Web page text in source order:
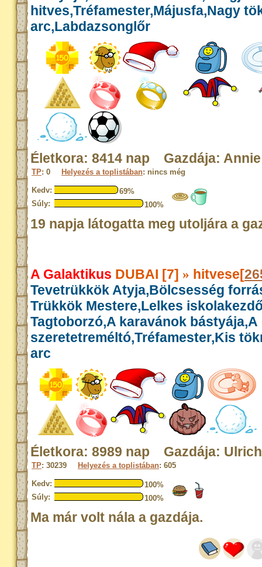
hitves,Tréfamester,Májusfa,Nagy
arc,Labdazsonglőr
Életkora: 8414 nap Gazdája: Annie
TP: 0 Helyezés a toplistában: nincs még
Kedv:
69%
Súly:
100%
19 napja látogatta meg utoljára a
A Galaktikus DUBAI [7] » hitvese[
Tevetrükkök Atyja,Bölcsesség
Trükkök Mestere,Lelkes
Tagtoborzó,A karavánok bástyája,A
szeretetreméltó,Tréfamester,Kis
arc
Életkora: 8989 nap Gazdája:
TP: 30239 Helyezés a toplistában: 605
Kedv:
100%
Súly:
100%
Ma már volt nála a gazdája.